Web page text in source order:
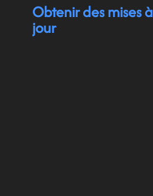
Obtenir des mises à
jour